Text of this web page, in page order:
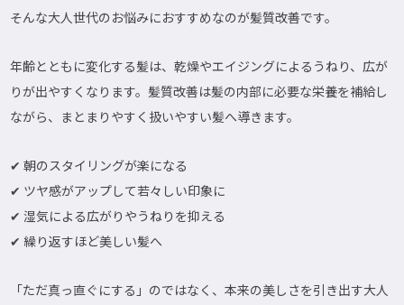
そんな大人世代のお悩みにおすすめなのが髪質改善です。
年齢とともに変化する髪は、乾燥やエイジングによるうねり、広が
りが出やすくなります。髪質改善は髪の内部に必要な栄養を補給し
ながら、まとまりやすく扱いやすい髪へ導きます。
✔ 朝のスタイリングが楽になる
✔ ツヤ感がアップして若々しい印象に
✔ 湿気による広がりやうねりを抑える
✔ 繰り返すほど美しい髪へ
「ただ真っ直ぐにする」のではなく、本来の美しさを引き出す大人